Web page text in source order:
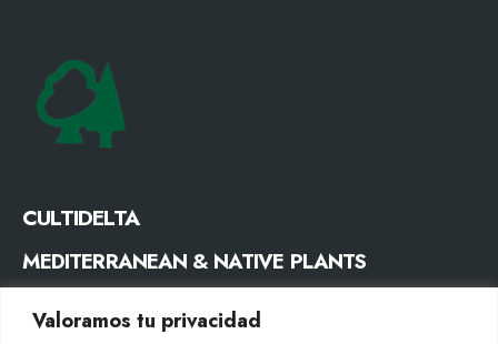
Valoramos tu privacidad
CULTIDELTA
MEDITERRANEAN & NATIVE PLANTS
CONTACTO